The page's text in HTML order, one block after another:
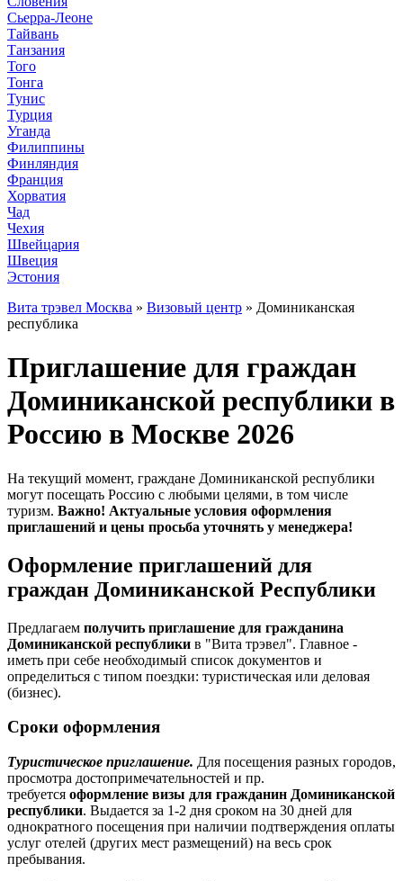
Сьерра-Леоне
Тайвань
Танзания
Того
Тонга
Тунис
Турция
Уганда
Филиппины
Финляндия
Франция
Хорватия
Чад
Чехия
Швейцария
Швеция
Эстония
Вита трэвел Москва » Визовый центр » Доминиканская
республика
Приглашение для граждан
Доминиканской республики в
Россию в Москве 2026
На текущий момент, граждане Доминиканской республики
могут посещать Россию с любыми целями, в том числе
туризм. Важно! Актуальные условия оформления
приглашений и цены просьба уточнять у менеджера!
Оформление приглашений для
граждан Доминиканской Республики
Предлагаем получить приглашение для гражданина
Доминиканской республики в "Вита трэвел". Главное -
иметь при себе необходимый список документов и
определиться с типом поездки: туристическая или деловая
(бизнес).
Сроки оформления
Туристическое приглашение. Для посещения разных городов,
просмотра достопримечательностей и пр.
требуется оформление визы для гражданин Доминиканской
республики. Выдается за 1-2 дня сроком на 30 дней для
однократного посещения при наличии подтверждения оплаты
услуг отелей (других мест размещений) на весь срок
пребывания.